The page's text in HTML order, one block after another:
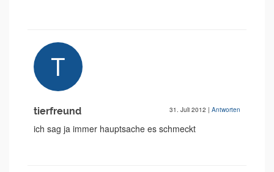
tierfreund 31. Juli 2012 | Antworten
ich sag ja immer hauptsache es schmeckt